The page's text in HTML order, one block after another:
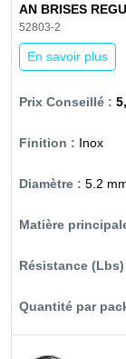
AN BRISES
52803-2
En savoir plus
Inox
5.2